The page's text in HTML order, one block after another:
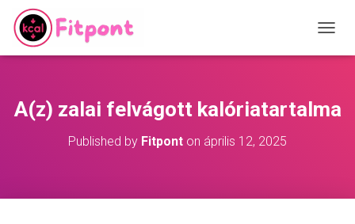
O
E
A(z) zalai felvágott kalóriatartalma
Published by Fitpont on április 12, 2025